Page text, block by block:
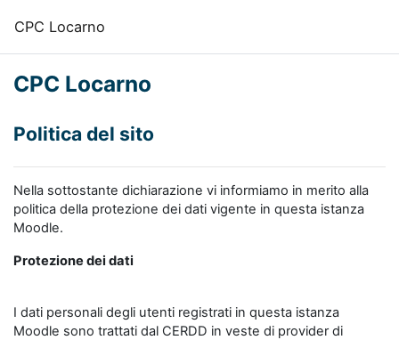
CPC Locarno
CPC Locarno
Politica del sito
Nella sottostante dichiarazione vi informiamo in merito alla
politica della protezione dei dati vigente in questa istanza
Moodle.
Protezione dei dati
I dati personali degli utenti registrati in questa istanza
Moodle sono trattati dal CERDD in veste di provider di